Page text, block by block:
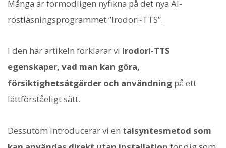
Många är förmodligen nyfikna på det nya AI-
röstläsningsprogrammet ”Irodori-TTS”.
I den här artikeln förklarar vi Irodori-TTS
egenskaper, vad man kan göra,
försiktighetsåtgärder och användning på ett
lättförståeligt sätt.
Dessutom introducerar vi en talsyntesmetod som